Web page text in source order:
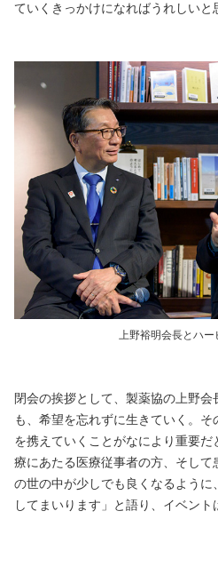
ていくきっかけになればうれしいと
上野裕明会長とハ
閉会の挨拶として、製薬協の上野会
も、希望を忘れずに生きていく。
を携えていくことがなにより重要
療にあたる医療従事者の方、そして
の世の中が少しでも良くなるよう
してまいります」と語り、イベント